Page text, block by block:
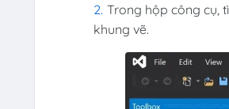
Trong hộp công cụ,
khung vẽ.